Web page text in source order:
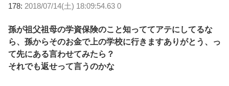
178: 2018/07/14(土) 18:09:54.63 0
孫が祖父祖母の学資保険のこと知っててアテにしてるな
ら、孫からそのお金で上の学校に行きますありがとう、っ
て先にある言わせてみたら？
それでも返せって言うのかな